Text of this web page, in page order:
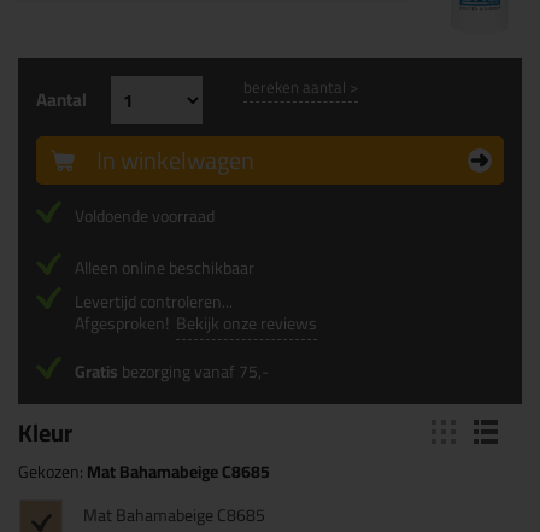
Kleur
Gekozen:Mat Bahamabeige C8685
Mat Bahamabeige C8685
Aantal bereken aantal >
In winkelwagen
Voldoende voorraad
Alleen online beschikbaar
Levertijd controleren...
Afgesproken! Bekijk onze reviews
Gratisbezorging vanaf 75,-